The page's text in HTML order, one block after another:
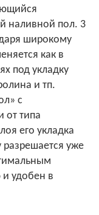
наливной пол. 3
широкому
как в
под укладку
и тп.
с
от типа
его укладка
уже
удобен в